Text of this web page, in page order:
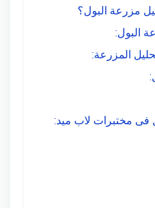
مزرعة البول؟
البول:
المزرعة:
فى مختبرات لاب ميد: